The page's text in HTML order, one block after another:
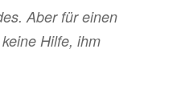
Aber für einen
Hilfe, ihm